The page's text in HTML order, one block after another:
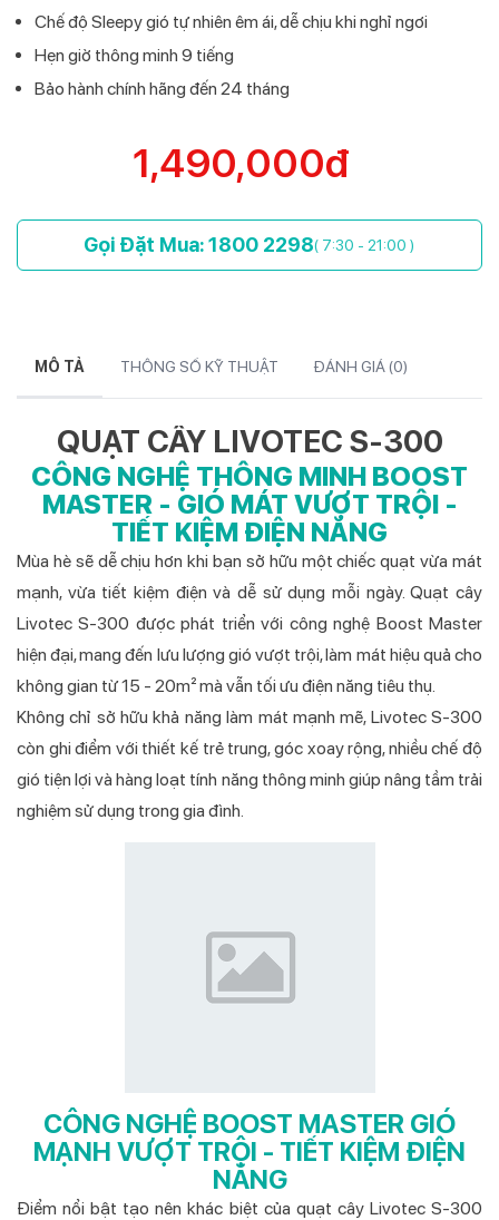
Chế độ Sleepy gió tự nhiên êm ái, dễ chịu khi nghỉ ngơi
Hẹn giờ thông minh 9 tiếng
Bảo hành chính hãng đến 24 tháng
1,490,000đ
Gọi Đặt Mua: 1800 2298( 7:30 - 21:00 )
MÔ TẢ THÔNG SỐ KỸ THUẬT ĐÁNH GIÁ (0)
QUẠT CÂY LIVOTEC S-300
CÔNG NGHỆ THÔNG MINH BOOST
MASTER - GIÓ MÁT VƯỢT TRỘI -
TIẾT KIỆM ĐIỆN NĂNG
Mùa hè sẽ dễ chịu hơn khi bạn sở hữu một chiếc quạt vừa mát
mạnh, vừa tiết kiệm điện và dễ sử dụng mỗi ngày. Quạt cây
Livotec S-300 được phát triển với công nghệ Boost Master
hiện đại, mang đến lưu lượng gió vượt trội, làm mát hiệu quả cho
không gian từ 15 - 20m² mà vẫn tối ưu điện năng tiêu thụ.
Không chỉ sở hữu khả năng làm mát mạnh mẽ, Livotec S-300
còn ghi điểm với thiết kế trẻ trung, góc xoay rộng, nhiều chế độ
gió tiện lợi và hàng loạt tính năng thông minh giúp nâng tầm trải
nghiệm sử dụng trong gia đình.
CÔNG NGHỆ BOOST MASTER GIÓ
MẠNH VƯỢT TRỘI - TIẾT KIỆM ĐIỆN
NĂNG
Điểm nổi bật tạo nên khác biệt của quạt cây Livotec S-300